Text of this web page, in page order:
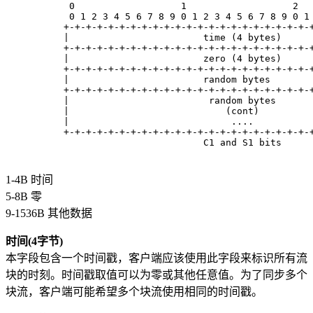
0                   1                   2
0 1 2 3 4 5 6 7 8 9 0 1 2 3 4 5 6 7 8 9 0 1
+-+-+-+-+-+-+-+-+-+-+-+-+-+-+-+-+-+-+-+-+-+-
|                        time (4 bytes)
+-+-+-+-+-+-+-+-+-+-+-+-+-+-+-+-+-+-+-+-+-+-
|                        zero (4 bytes)
+-+-+-+-+-+-+-+-+-+-+-+-+-+-+-+-+-+-+-+-+-+-
|                        random bytes
+-+-+-+-+-+-+-+-+-+-+-+-+-+-+-+-+-+-+-+-+-+-
|                         random bytes
|                            (cont)
|                             ....
+-+-+-+-+-+-+-+-+-+-+-+-+-+-+-+-+-+-+-+-+-+-
C1 and S1 bits
1-4B 时间
5-8B 零
9-1536B 其他数据
时间(4字节)
本字段包含一个时间戳，客户端应该使用此字段来标识所有流
块的时刻。时间戳取值可以为零或其他任意值。为了同步多个
块流，客户端可能希望多个块流使用相同的时间戳。